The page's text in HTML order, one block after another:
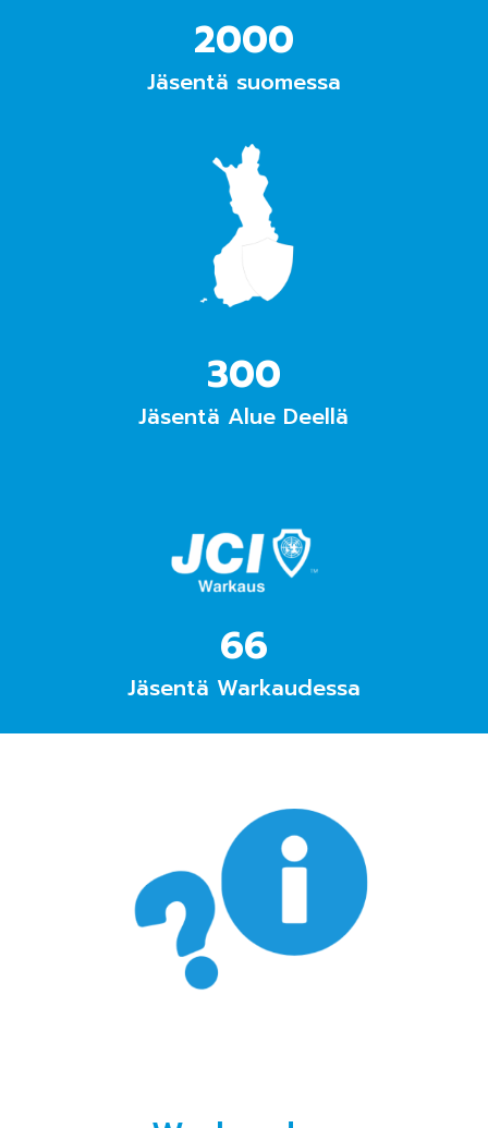
2000
Jäsentä suomessa
300
Jäsentä Alue Deellä
66
Jäsentä Warkaudessa